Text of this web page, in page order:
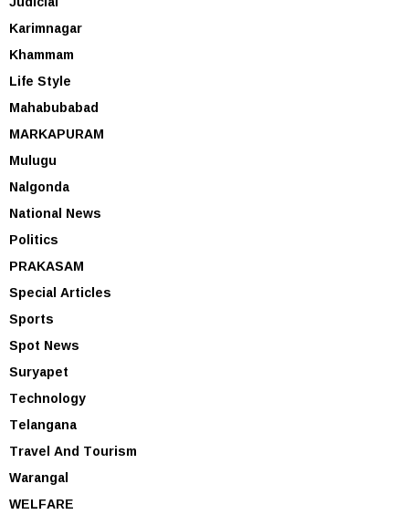
Karimnagar
Khammam
Life Style
Mahabubabad
MARKAPURAM
Mulugu
Nalgonda
National News
Politics
PRAKASAM
Special Articles
Sports
Spot News
Suryapet
Technology
Telangana
Travel And Tourism
Warangal
WELFARE